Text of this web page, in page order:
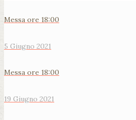
Messa ore 18:00
5 Giugno 2021
Messa ore 18:00
19 Giugno 2021